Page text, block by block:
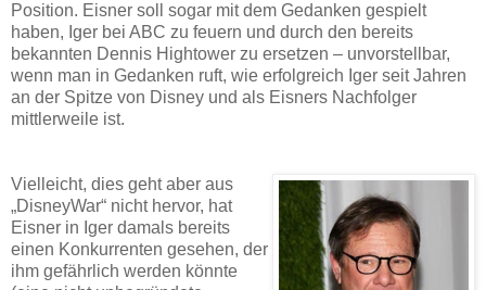
Position. Eisner soll sogar mit dem Gedanken gespielt
haben, Iger bei ABC zu feuern und durch den bereits
bekannten Dennis Hightower zu ersetzen – unvorstellbar,
wenn man in Gedanken ruft, wie erfolgreich Iger seit Jahren
an der Spitze von Disney und als Eisners Nachfolger
mittlerweile ist.
Vielleicht, dies geht aber aus
„DisneyWar“ nicht hervor, hat
Eisner in Iger damals bereits
einen Konkurrenten gesehen, der
ihm gefährlich werden könnte